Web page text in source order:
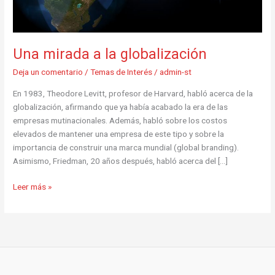
Una mirada a la globalización
Deja un comentario /Temas de Interés/admin-st
En 1983, Theodore Levitt, profesor de Harvard, habló acerca de la
globalización, afirmando que ya había acabado la era de las
empresas mutinacionales. Además, habló sobre los costos
elevados de mantener una empresa de este tipo y sobre la
importancia de construir una marca mundial (global branding).
Asimismo, Friedman, 20 años después, habló acerca del […]
Leer más »